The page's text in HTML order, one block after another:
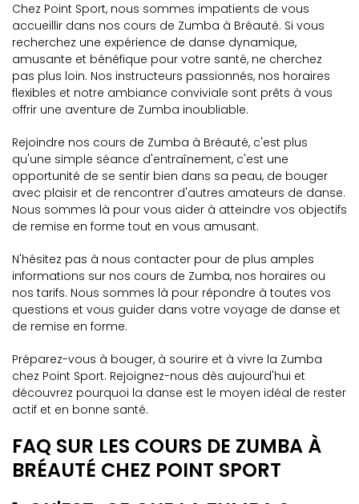
Chez Point Sport, nous sommes impatients de vous
accueillir dans nos cours de Zumba à Bréauté. Si vous
recherchez une expérience de danse dynamique,
amusante et bénéfique pour votre santé, ne cherchez
pas plus loin. Nos instructeurs passionnés, nos horaires
flexibles et notre ambiance conviviale sont prêts à vous
offrir une aventure de Zumba inoubliable.
Rejoindre nos cours de Zumba à Bréauté, c'est plus
qu'une simple séance d'entraînement, c'est une
opportunité de se sentir bien dans sa peau, de bouger
avec plaisir et de rencontrer d'autres amateurs de danse.
Nous sommes là pour vous aider à atteindre vos objectifs
de remise en forme tout en vous amusant.
N'hésitez pas à nous contacter pour de plus amples
informations sur nos cours de Zumba, nos horaires ou
nos tarifs. Nous sommes là pour répondre à toutes vos
questions et vous guider dans votre voyage de danse et
de remise en forme.
Préparez-vous à bouger, à sourire et à vivre la Zumba
chez Point Sport. Rejoignez-nous dès aujourd'hui et
découvrez pourquoi la danse est le moyen idéal de rester
actif et en bonne santé.
FAQ SUR LES COURS DE ZUMBA À
BRÉAUTÉ CHEZ POINT SPORT